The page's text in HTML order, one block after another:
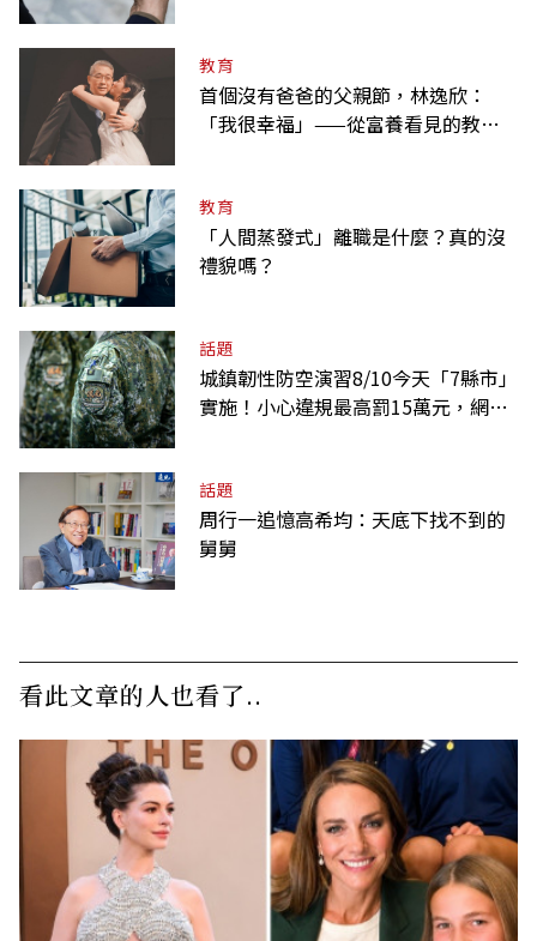
教育
首個沒有爸爸的父親節，林逸欣：
「我很幸福」——從富養看見的教養
教育
「人間蒸發式」離職是什麼？真的沒
禮貌嗎？
話題
城鎮韌性防空演習8/10今天「7縣市」
實施！小心違規最高罰15萬元，網路
話題
周行一追憶高希均：天底下找不到的
舅舅
看此文章的人也看了..